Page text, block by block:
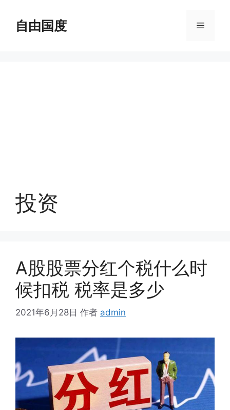
自由国度 菜
投资
A股股票分红个税什么时
候扣税 税率是多少
2021年6月28日 作者 admin